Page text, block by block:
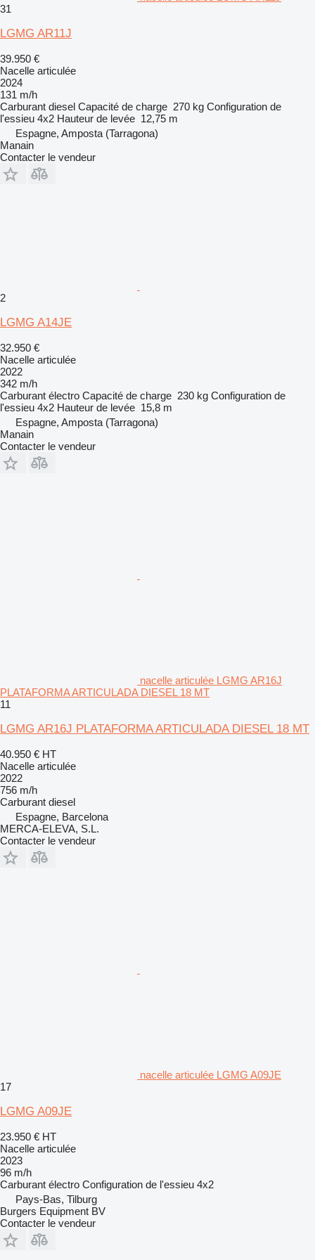
31
LGMG AR11J
39.950 €
Nacelle articulée
2024
131 m/h
Carburant diesel Capacité de charge 270 kg Configuration de
l'essieu 4x2 Hauteur de levée 12,75 m
Espagne, Amposta (Tarragona)
Manain
Contacter le vendeur
2
LGMG A14JE
32.950 €
Nacelle articulée
2022
342 m/h
Carburant électro Capacité de charge 230 kg Configuration de
l'essieu 4x2 Hauteur de levée 15,8 m
Espagne, Amposta (Tarragona)
Manain
Contacter le vendeur
nacelle articulée LGMG AR16J
PLATAFORMA ARTICULADA DIESEL 18 MT
11
LGMG AR16J PLATAFORMA ARTICULADA DIESEL 18 MT
40.950 € HT
Nacelle articulée
2022
756 m/h
Carburant diesel
Espagne, Barcelona
MERCA-ELEVA, S.L.
Contacter le vendeur
nacelle articulée LGMG A09JE
17
LGMG A09JE
23.950 € HT
Nacelle articulée
2023
96 m/h
Carburant électro Configuration de l'essieu 4x2
Pays-Bas, Tilburg
Burgers Equipment BV
Contacter le vendeur